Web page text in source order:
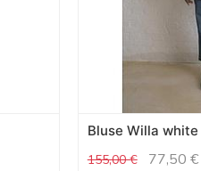
Bluse Willa white
155,00€ 77,50 €